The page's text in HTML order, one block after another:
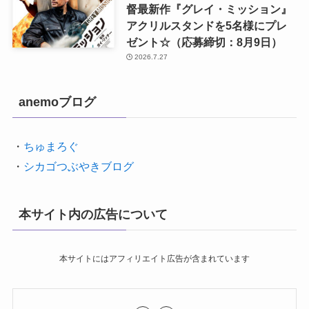
督最新作『グレイ・ミッション』
アクリルスタンドを5名様にプレ
ゼント☆（応募締切：8月9日）
2026.7.27
anemoブログ
・ ちゅまろぐ
・ シカゴつぶやきブログ
本サイト内の広告について
本サイトにはアフィリエイト広告が含まれています